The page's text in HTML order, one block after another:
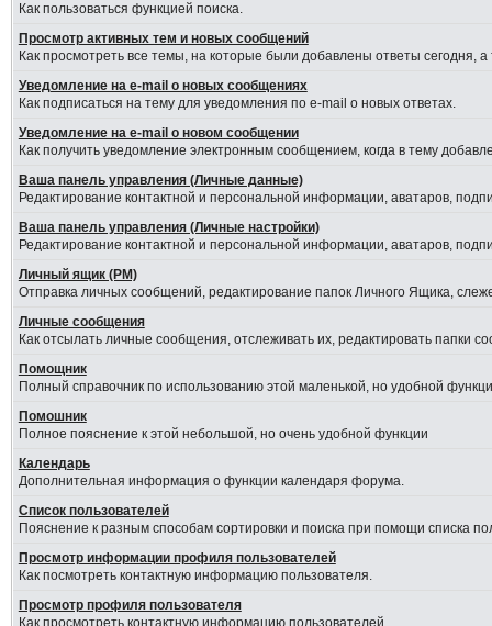
Как пользоваться функцией поиска.
Просмотр активных тем и новых сообщений
Как просмотреть все темы, на которые были добавлены ответы сегодня,
Уведомление на e-mail о новых сообщениях
Как подписаться на тему для уведомления по e-mail о новых ответах.
Уведомление на е-mail о новом сообщении
Как получить уведомление электронным сообщением, когда в тему
Ваша панель управления (Личные данные)
Редактирование контактной и персональной информации, аватаров,
Ваша панель управления (Личные настройки)
Редактирование контактной и персональной информации, аватаров,
Личный ящик (PM)
Отправка личных сообщений, редактирование папок Личного Ящика,
Личные сообщения
Как отсылать личные сообщения, отслеживать их, редактировать папки
Помощник
Полный справочник по использованию этой маленькой, но удобной
Помошник
Полное пояснение к этой небольшой, но очень удобной функции
Календарь
Дополнительная информация о функции календаря форума.
Список пользователей
Пояснение к разным способам сортировки и поиска при помощи списка
Просмотр информации профиля пользователей
Как посмотреть контактную информацию пользователя.
Просмотр профиля пользователя
Как просмотреть контактную информацию пользователей.